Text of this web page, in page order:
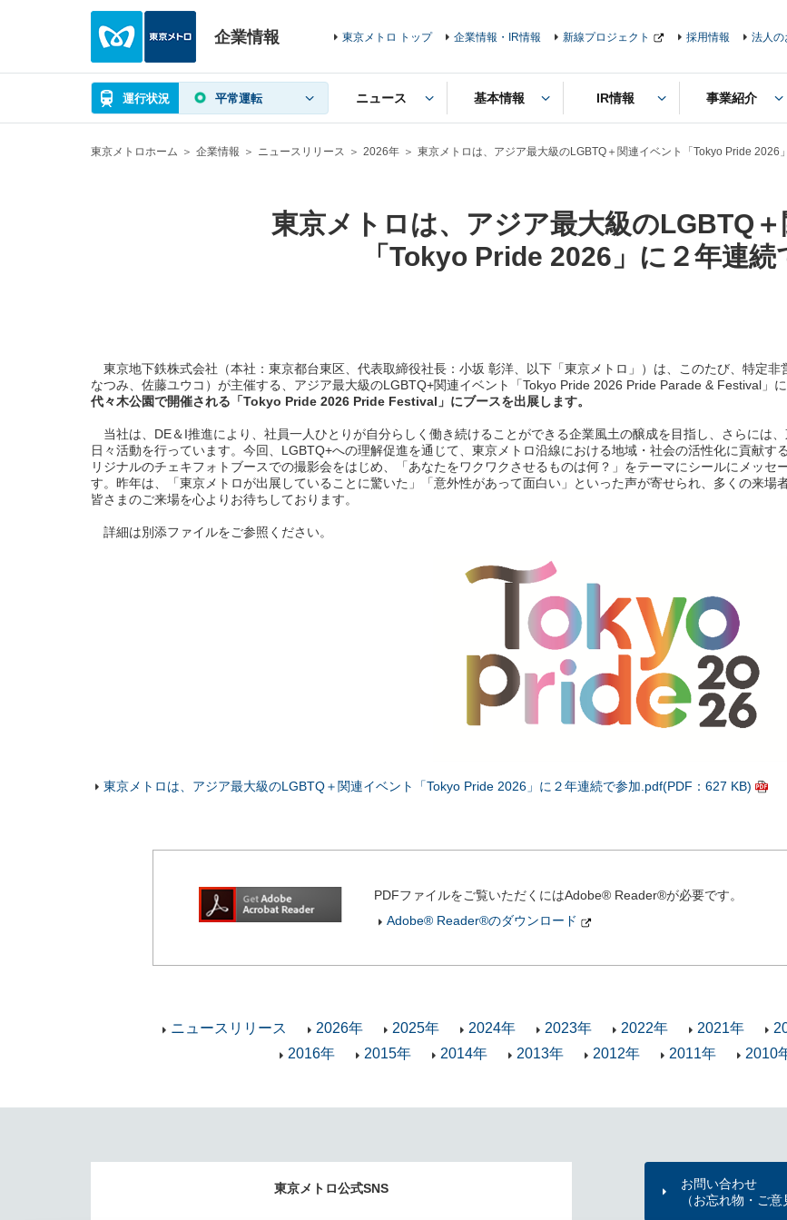
企業情報
運行状況 平常運転 ニュース 基本情報 IR情報 事業紹介
東京メトロ トップ 企業情報・IR情報 新線プロジェクト 採用情報 法人の
東京メトロホーム 企業情報 ニュースリリース 2026年 東京メトロは、アジア最大級のLGBTQ＋関連イベント「Tokyo Pride 2026
東京メトロは、アジア最大級のLGBTQ
「Tokyo Pride 2026」に２年連続
東京地下鉄株式会社（本社：東京都台東区、代表取締役社長：小坂 彰洋、以下「東京メトロ」）は、このたび、特定
なつみ、佐藤ユウコ）が主催する、アジア最大級のLGBTQ+関連イベント「Tokyo Pride 2026 Pride Parade & Festival」に
代々木公園で開催される「Tokyo Pride 2026 Pride Festival」にブースを出展します。
当社は、DE＆I推進により、社員一人ひとりが自分らしく働き続けることができる企業風土の醸成を目指し、さらには
日々活動を行っています。今回、LGBTQ+への理解促進を通じて、東京メトロ沿線における地域・社会の活性化に貢献
リジナルのチェキフォトブースでの撮影会をはじめ、「あなたをワクワクさせるものは何？」をテーマにシールにメッセ
す。昨年は、「東京メトロが出展していることに驚いた」「意外性があって面白い」といった声が寄せられ、多くの来場
皆さまのご来場を心よりお待ちしております。
詳細は別添ファイルをご参照ください。
東京メトロは、アジア最大級のLGBTQ＋関連イベント「Tokyo Pride 2026」に２年連続で参加.pdf(PDF：627 KB)
PDFファイルをご覧いただくにはAdobe® Reader®が必要です。
Adobe® Reader®のダウンロード
ニュースリリース 2026年 2025年 2024年 2023年 2022年 2021年
2016年
2015年 2014年 2013年 2012年 2011年 2010
東京メトロ公式SNS
お問い合わせ
（お忘れ物・ご意